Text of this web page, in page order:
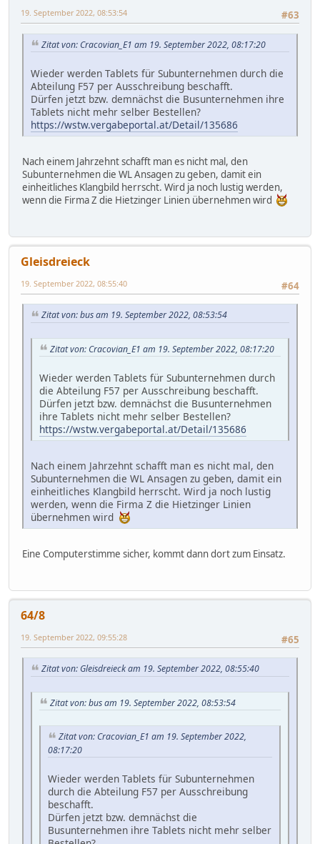
#63
19. September 2022, 08:53:54
Zitat von: Cracovian_E1 am 19. September 2022, 08:17:20
Wieder werden Tablets für Subunternehmen durch die
Abteilung F57 per Ausschreibung beschafft.
Dürfen jetzt bzw. demnächst die Busunternehmen ihre
Tablets nicht mehr selber Bestellen?
https://wstw.vergabeportal.at/Detail/135686
Nach einem Jahrzehnt schafft man es nicht mal, den
Subunternehmen die WL Ansagen zu geben, damit ein
einheitliches Klangbild herrscht. Wird ja noch lustig werden,
wenn die Firma Z die Hietzinger Linien übernehmen wird
Gleisdreieck
#64
19. September 2022, 08:55:40
Zitat von: bus am 19. September 2022, 08:53:54
Zitat von: Cracovian_E1 am 19. September 2022, 08:17:20
Wieder werden Tablets für Subunternehmen durch
die Abteilung F57 per Ausschreibung beschafft.
Dürfen jetzt bzw. demnächst die Busunternehmen
ihre Tablets nicht mehr selber Bestellen?
https://wstw.vergabeportal.at/Detail/135686
Nach einem Jahrzehnt schafft man es nicht mal, den
Subunternehmen die WL Ansagen zu geben, damit ein
einheitliches Klangbild herrscht. Wird ja noch lustig
werden, wenn die Firma Z die Hietzinger Linien
übernehmen wird
Eine Computerstimme sicher, kommt dann dort zum Einsatz.
64/8
#65
19. September 2022, 09:55:28
Zitat von: Gleisdreieck am 19. September 2022, 08:55:40
Zitat von: bus am 19. September 2022, 08:53:54
Zitat von: Cracovian_E1 am 19. September 2022,
08:17:20
Wieder werden Tablets für Subunternehmen
durch die Abteilung F57 per Ausschreibung
beschafft.
Dürfen jetzt bzw. demnächst die
Busunternehmen ihre Tablets nicht mehr selber